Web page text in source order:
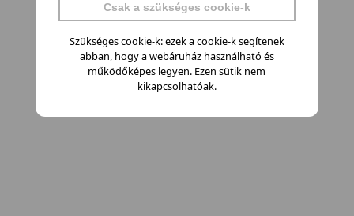
Csak a szükséges cookie-k
Szükséges cookie-k: ezek a cookie-k segítenek
abban, hogy a webáruház használható és
működőképes legyen. Ezen sütik nem
kikapcsolhatóak.